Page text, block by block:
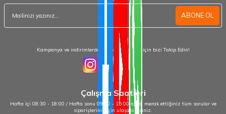
ABONE OL
Kampanya ve indirimlerden haberdar olmak için bizi Takip Edin!
Çalışma Saatleri
Hafta içi 08:30 - 18:00 / Hafta sonu 09:00 - 15:00 arası merak ettiğiniz tüm sorular ve
siparişleriniz için ulaşabilirsiniz.